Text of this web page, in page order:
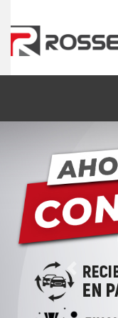
Previous